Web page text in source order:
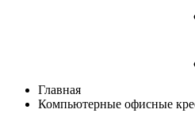
Главная
Компьютерные офисные